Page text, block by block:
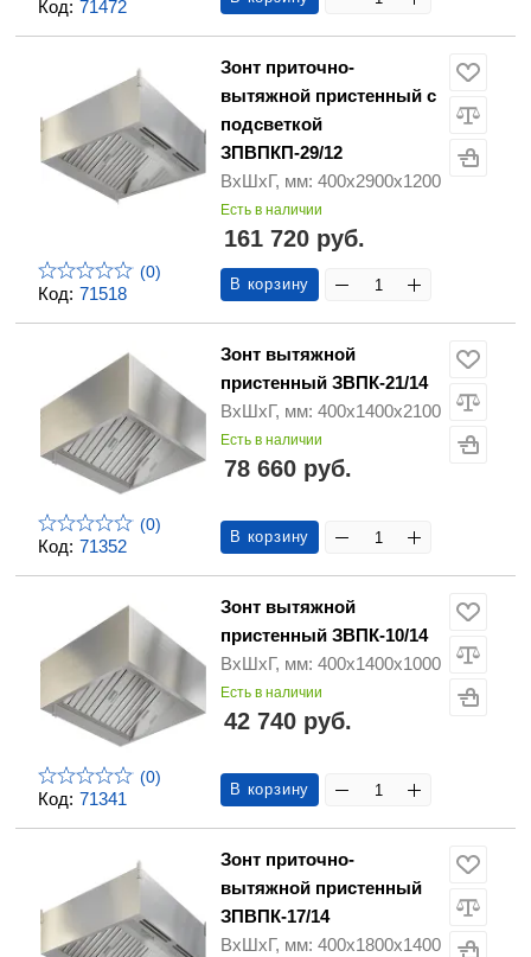
Код: 71472
Код: 71518
(0)
Зонт приточно-
вытяжной пристенный с
подсветкой
ЗПВПКП-29/12
ВхШхГ, мм: 400х2900х1200
Есть в наличии
161 720 руб.
В корзину
Код: 71352
(0)
Зонт вытяжной
пристенный ЗВПК-21/14
ВхШхГ, мм: 400х1400х2100
Есть в наличии
78 660 руб.
В корзину
Код: 71341
(0)
Зонт вытяжной
пристенный ЗВПК-10/14
ВхШхГ, мм: 400х1400х1000
Есть в наличии
42 740 руб.
В корзину
Зонт приточно-
вытяжной пристенный
ЗПВПК-17/14
ВхШхГ, мм: 400х1800х1400